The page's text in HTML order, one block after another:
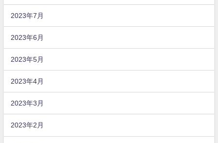
2023年7月
2023年6月
2023年5月
2023年4月
2023年3月
2023年2月